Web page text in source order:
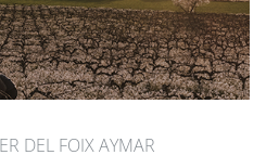
DEL FOIX AYMAR